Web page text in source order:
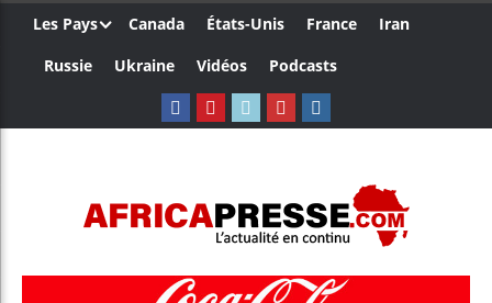
Les Pays Canada États-Unis France
Iran
Russie
Ukraine Vidéos Podcasts